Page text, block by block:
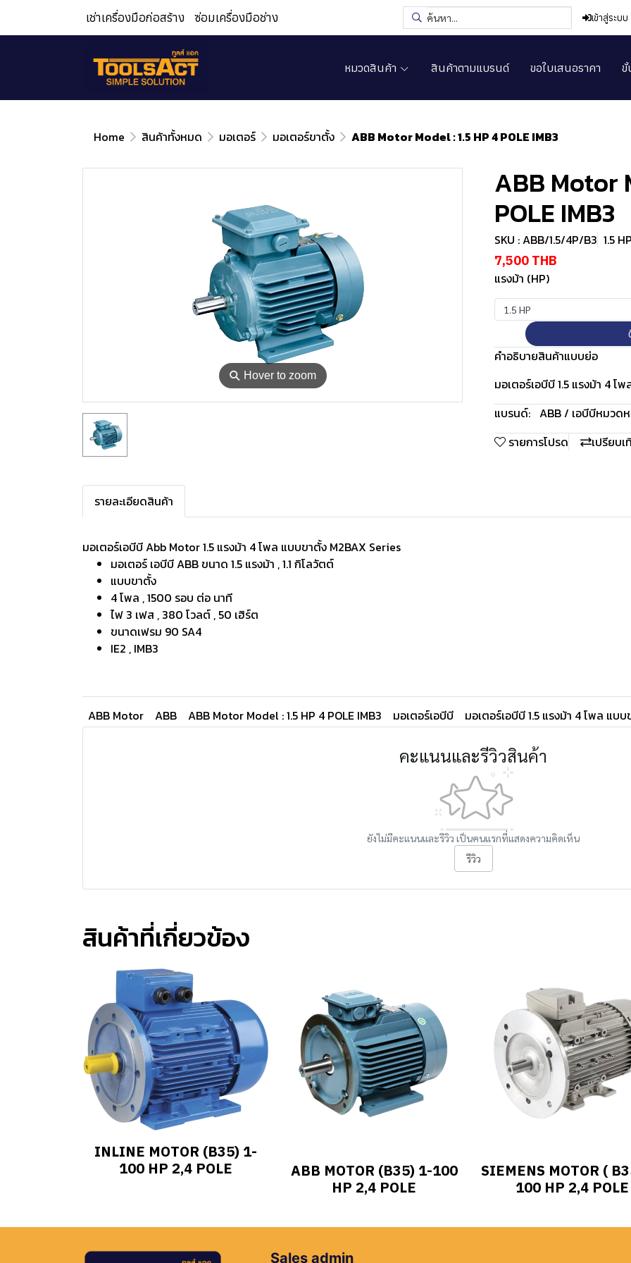
เช่าเครื่องมือก่อสร้าง ซ่อมเครื่องมือช่าง เข้าสู่ระบบ
หมวดสินค้า สินค้าตามแบรนด์ ขอใบเสนอราคา ขั้
Home สินค้าทั้งหมด มอเตอร์ มอเตอร์ขาตั้ง ABB Motor Model : 1.5 HP 4 POLE IMB3
⚲ Hover to zoom
ABB Motor
POLE IMB3
SKU : ABB/1.5/4P/B3 1.5 HP
7,500 THB
แรงม้า (HP)
1.5 HP
คำอธิบายสินค้าแบบย่อ
มอเตอร์เอบีบี 1.5 แรงม้า 4 โ
แบรนด์: ABB / เอบีบีหมวด
รายการโปรด
เปรียบ
รายละเอียดสินค้า
มอเตอร์เอบีบี Abb Motor 1.5 แรงม้า 4 โพล แบบขาตั้ง M2BAX Series
มอเตอร์ เอบีบี ABB ขนาด 1.5 แรงม้า , 1.1 กิโลวัตต์
แบบขาตั้ง
4 โพล , 1500 รอบ ต่อ นาที
ไฟ 3 เฟส , 380 โวลต์ , 50 เฮิร์ต
ขนาดเฟรม 90 SA4
IE2 , IMB3
ABB Motor ABB ABB Motor Model : 1.5 HP 4 POLE IMB3 มอเตอร์เอบีบี มอเตอร์เอบีบี 1.5 แรงม้า 4 โพล แบ
คะแนนและรีวิวสินค้า
ยังไม่มีคะแนนและรีวิว เป็นคนแรกที่แสดงความคิดเห็น
รีวิว
สินค้าที่เกี่ยวข้อง
INLINE MOTOR (B35) 1-
100 HP 2,4 POLE
ABB MOTOR (B35) 1-100
HP 2,4 POLE
SIEMENS MOTOR (
100 HP 2,4 POLE
Sales admin